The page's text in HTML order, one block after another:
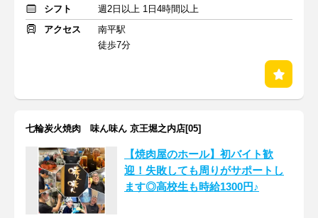
シフト
週2日以上 1日4時間以上
アクセス
南平駅
徒歩7分
七輪炭火焼肉 味ん味ん 京王堀之内店[05]
【焼肉屋のホール】初バイト歓
迎！失敗しても周りがサポートし
ます◎高校生も時給1300円♪